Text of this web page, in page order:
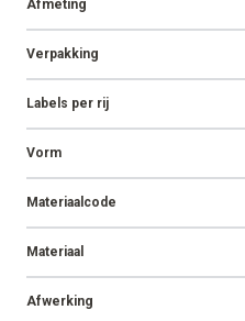
Afmeting
Verpakking
Labels per rij
Vorm
Materiaalcode
Materiaal
Afwerking